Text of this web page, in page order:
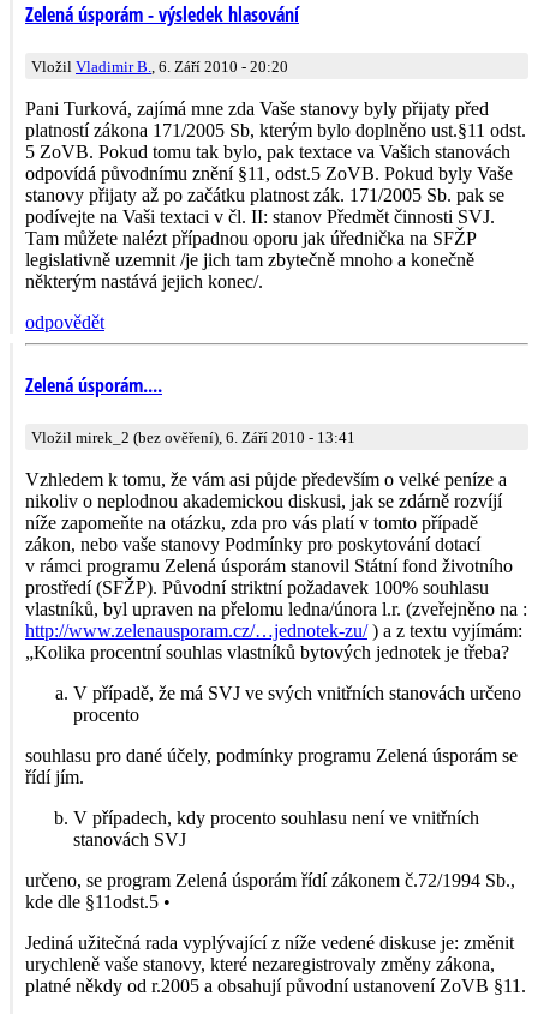
Zelená úsporám - výsledek hlasování
Vložil Vladimir B., 6. Září 2010 - 20:20
Pani Turková, zajímá mne zda Vaše stanovy byly přijaty před
platností zákona 171/2005 Sb, kterým bylo doplněno ust.§11 odst.
5 ZoVB. Pokud tomu tak bylo, pak textace va Vašich stanovách
odpovídá původnímu znění §11, odst.5 ZoVB. Pokud byly Vaše
stanovy přijaty až po začátku platnost zák. 171/2005 Sb. pak se
podívejte na Vaši textaci v čl. II: stanov Předmět činnosti SVJ.
Tam můžete nalézt případnou oporu jak úřednička na SFŽP
legislativně uzemnit /je jich tam zbytečně mnoho a konečně
některým nastává jejich konec/.
odpovědět
Zelená úsporám....
Vložil mirek_2 (bez ověření), 6. Září 2010 - 13:41
Vzhledem k tomu, že vám asi půjde především o velké peníze a
nikoliv o neplodnou akademickou diskusi, jak se zdárně rozvíjí
níže zapomeňte na otázku, zda pro vás platí v tomto případě
zákon, nebo vaše stanovy Podmínky pro poskytování dotací
v rámci programu Zelená úsporám stanovil Státní fond životního
prostředí (SFŽP). Původní striktní požadavek 100% souhlasu
vlastníků, byl upraven na přelomu ledna/února l.r. (zveřejněno na :
http://www.zelenausporam.cz/…jednotek-zu/) a z textu vyjímám:
„Kolika procentní souhlas vlastníků bytových jednotek je třeba?
V případě, že má SVJ ve svých vnitřních stanovách určeno
procento
souhlasu pro dané účely, podmínky programu Zelená úsporám se
řídí jím.
V případech, kdy procento souhlasu není ve vnitřních
stanovách SVJ
určeno, se program Zelená úsporám řídí zákonem č.72/1994 Sb.,
kde dle §11odst.5 •
Jediná užitečná rada vyplývající z níže vedené diskuse je: změnit
urychleně vaše stanovy, které nezaregistrovaly změny zákona,
platné někdy od r.2005 a obsahují původní ustanovení ZoVB §11.